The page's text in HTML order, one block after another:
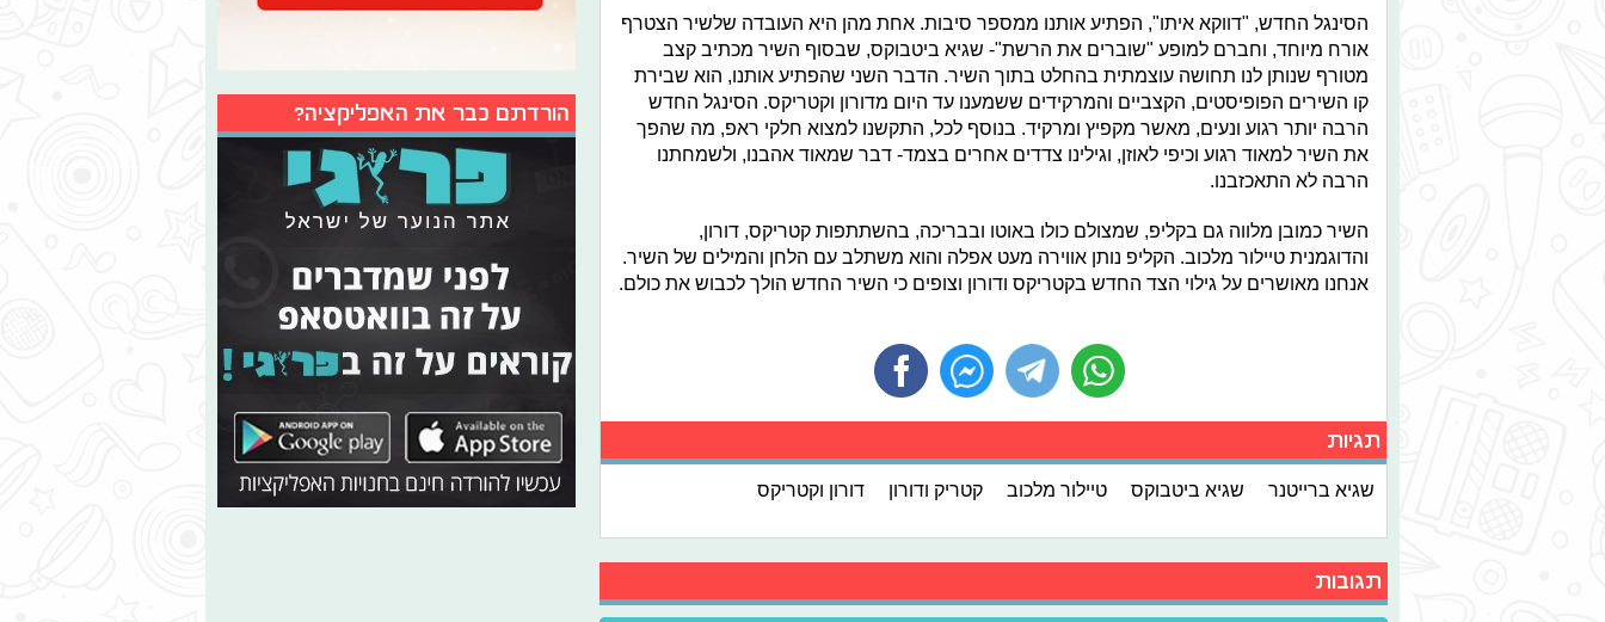
הסינגל החדש, "דווקא איתו", הפתיע אותנו ממספר סיבות. אחת מהן היא העובדה שלשיר הצטרף
אורח מיוחד, וחברם למופע "שוברים את הרשת"- שגיא ביטבוקס, שבסוף השיר מכתיב קצב
מטורף שנותן לנו תחושה עוצמתית בהחלט בתוך השיר. הדבר השני שהפתיע אותנו, הוא שבירת
קו השירים הפופיסטים, הקצביים והמרקידים ששמענו עד היום מדורון וקטריקס. הסינגל החדש
הרבה יותר רגוע ונעים, מאשר מקפיץ ומרקיד. בנוסף לכל, התקשנו למצוא חלקי ראפ, מה שהפך
את השיר למאוד רגוע וכיפי לאוזן, וגילינו צדדים אחרים בצמד- דבר שמאוד אהבנו, ולשמחתנו
הרבה לא התאכזבנו.
השיר כמובן מלווה גם בקליפ, שמצולם כולו באוטו ובבריכה, בהשתתפות קטריקס, דורון,
והדוגמנית טיילור מלכוב. הקליפ נותן אווירה מעט אפלה והוא משתלב עם הלחן והמילים של השיר.
אנחנו מאושרים על גילוי הצד החדש בקטריקס ודורון וצופים כי השיר החדש הולך לכבוש את כולם.
תגיות
שגיא ברייטנר שגיא ביטבוקס טיילור מלכוב קטריק ודורון דורון וקטריקס
תגובות
הורדתם כבר את האפליקציה?